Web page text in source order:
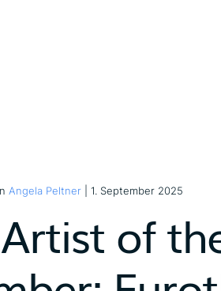
Angela Peltner | 1. September 2025
of